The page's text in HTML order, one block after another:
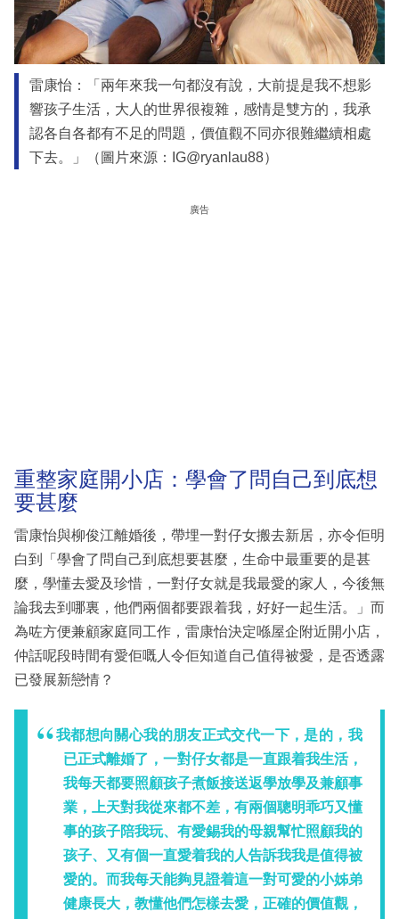
雷康怡：「兩年來我一句都沒有說，大前提是我不想影
響孩子生活，大人的世界很複雜，感情是雙方的，我承
認各自各都有不足的問題，價值觀不同亦很難繼續相處
下去。」（圖片來源：IG@ryanlau88）
廣告
重整家庭開小店：學會了問自己到底想
要甚麼
雷康怡與柳俊江離婚後，帶埋一對仔女搬去新居，亦令佢明
白到「學會了問自己到底想要甚麼，生命中最重要的是甚
麼，學懂去愛及珍惜，一對仔女就是我最愛的家人，今後無
論我去到哪裏，他們兩個都要跟着我，好好一起生活。」而
為咗方便兼顧家庭同工作，雷康怡決定喺屋企附近開小店，
仲話呢段時間有愛佢嘅人令佢知道自己值得被愛，是否透露
已發展新戀情？
我都想向關心我的朋友正式交代一下，是的，我
已正式離婚了，一對仔女都是一直跟着我生活，
我每天都要照顧孩子煮飯接送返學放學及兼顧事
業，上天對我從來都不差，有兩個聰明乖巧又懂
事的孩子陪我玩、有愛錫我的母親幫忙照顧我的
孩子、又有個一直愛着我的人告訴我我是值得被
愛的。而我每天能夠見證着這一對可愛的小姊弟
健康長大，教懂他們怎樣去愛，正確的價值觀，